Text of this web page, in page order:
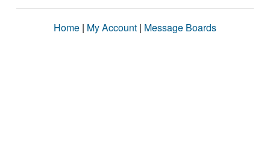
Home | My Account | Message Boards